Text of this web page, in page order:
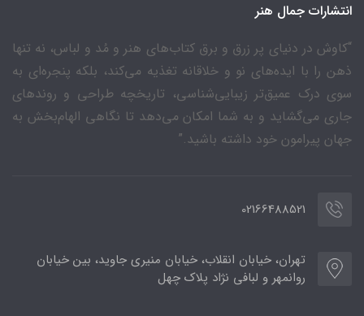
انتشارات جمال هنر
“کاوش در دنیای پر زرق و برق کتاب‌های هنر و مُد و لباس، نه تنها
ذهن را با ایده‌های نو و خلاقانه تغذیه می‌کند، بلکه پنجره‌ای به
سوی درک عمیق‌تر زیبایی‌شناسی، تاریخچه طراحی و روندهای
جاری می‌گشاید و به شما امکان می‌دهد تا نگاهی الهام‌بخش به
جهان پیرامون خود داشته باشید.”
02166488521
تهران، خیابان انقلاب، خیابان منیری جاوید، بین خیابان
روانمهر و لبافی نژاد پلاک چهل